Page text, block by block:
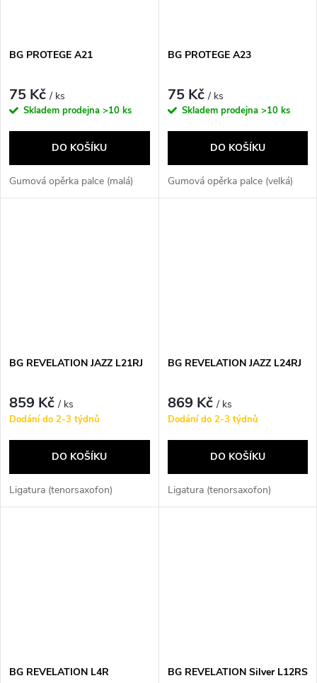
BG PROTEGE A21
75 Kč/ ks
Skladem prodejna >10 ks
DO KOŠÍKU
Gumová opěrka palce (malá)
BG PROTEGE A23
75 Kč/ ks
Skladem prodejna >10 ks
DO KOŠÍKU
Gumová opěrka palce (velká)
BG REVELATION JAZZ L21RJ
859 Kč/ ks
Dodání do 2-3 týdnů
DO KOŠÍKU
Ligatura (tenorsaxofon)
BG REVELATION JAZZ L24RJ
869 Kč/ ks
Dodání do 2-3 týdnů
DO KOŠÍKU
Ligatura (tenorsaxofon)
BG REVELATION L4R BG REVELATION Silver L12RS